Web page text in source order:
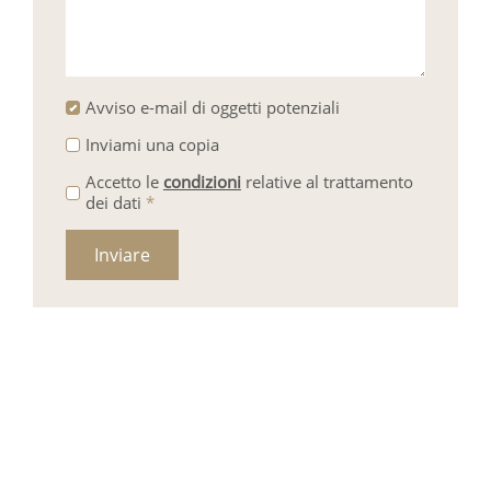
Avviso e-mail di oggetti potenziali
Inviami una copia
Accetto le condizionirelative al trattamento
dei dati *